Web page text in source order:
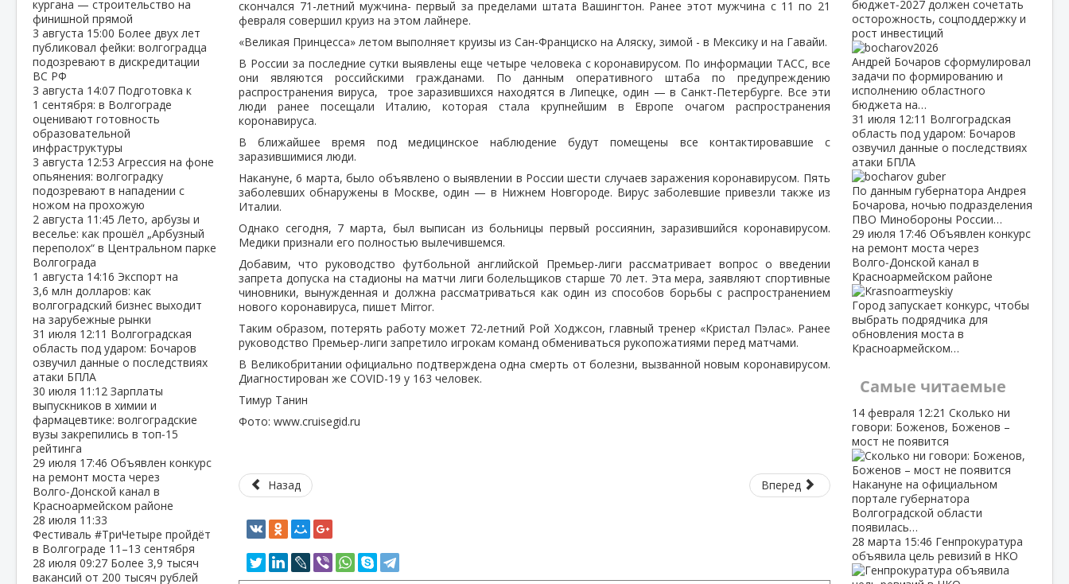
кургана — строительство на
финишной прямой
3 августа 15:00 Более двух лет
публиковал фейки: волгоградца
подозревают в дискредитации
ВС РФ
3 августа 14:07 Подготовка к
1 сентября: в Волгограде
оценивают готовность
образовательной
инфраструктуры
3 августа 12:53 Агрессия на фоне
опьянения: волгоградку
подозревают в нападении с
ножом на прохожую
2 августа 11:45Лето, арбузы и
веселье: как прошёл „Арбузный
переполох“ в Центральном парке
Волгограда
1 августа 14:16 Экспорт на
3,6 млн долларов: как
волгоградский бизнес выходит
на зарубежные рынки
31 июля 12:11 Волгоградская
область под ударом: Бочаров
озвучил данные о последствиях
атаки БПЛА
30 июля 11:12 Зарплаты
выпускников в химии и
фармацевтике: волгоградские
вузы закрепились в топ‑15
рейтинга
29 июля 17:46 Объявлен конкурс
на ремонт моста через
Волго‑Донской канал в
Красноармейском районе
28 июля 11:33
Фестиваль #ТриЧетыре пройдёт
в Волгограде 11–13 сентября
28 июля 09:27 Более 3,9 тысяч
вакансий от 200 тысяч рублей
скончался 71-летний мужчина- первый за пределами штата Вашингтон. Ранее этот мужчина с 11 по 21
февраля совершил круиз на этом лайнере.
«Великая Принцесса» летом выполняет круизы из Сан-Франциско на Аляску, зимой - в Мексику и на Гавайи.
В России за последние сутки выявлены еще четыре человека с коронавирусом. По информации ТАСС, все
они являются российскими гражданами. По данным оперативного штаба по предупреждению
распространения вируса, трое заразившихся находятся в Липецке, один — в Санкт-Петербурге. Все эти
люди ранее посещали Италию, которая стала крупнейшим в Европе очагом распространения
коронавируса.
В ближайшее время под медицинское наблюдение будут помещены все контактировавшие с
заразившимися люди.
Накануне, 6 марта, было объявлено о выявлении в России шести случаев заражения коронавирусом. Пять
заболевших обнаружены в Москве, один — в Нижнем Новгороде. Вирус заболевшие привезли также из
Италии.
Однако сегодня, 7 марта, был выписан из больницы первый россиянин, заразившийся коронавирусом.
Медики признали его полностью вылечившемся.
Добавим, что руководство футбольной английской Премьер-лиги рассматривает вопрос о введении
запрета допуска на стадионы на матчи лиги болельщиков старше 70 лет. Эта мера, заявляют спортивные
чиновники, вынужденная и должна рассматриваться как один из способов борьбы с распространением
нового коронавируса, пишет Mirror.
Таким образом, потерять работу может 72-летний Рой Ходжсон, главный тренер «Кристал Пэлас». Ранее
руководство Премьер-лиги запретило игрокам команд обмениваться рукопожатиями перед матчами.
В Великобритании официально подтверждена одна смерть от болезни, вызванной новым коронавирусом.
Диагностирован же COVID-19 у 163 человек.
Тимур Танин
Фото: www.cruisegid.ru
Назад Вперед
бюджет‑2027 должен сочетать
осторожность, соцподдержку и
рост инвестиций
Андрей Бочаров сформулировал
задачи по формированию и
исполнению областного
бюджета на…
31 июля 12:11 Волгоградская
область под ударом: Бочаров
озвучил данные о последствиях
атаки БПЛА
По данным губернатора Андрея
Бочарова, ночью подразделения
ПВО Минобороны России…
29 июля 17:46 Объявлен конкурс
на ремонт моста через
Волго‑Донской канал в
Красноармейском районе
Город запускает конкурс, чтобы
выбрать подрядчика для
обновления моста в
Красноармейском…
Самые читаемые
14 февраля 12:21 Сколько ни
говори: Боженов, Боженов –
мост не появится
Накануне на официальном
портале губернатора
Волгоградской области
появилась…
28 марта 15:46 Генпрокуратура
объявила цель ревизий в НКО